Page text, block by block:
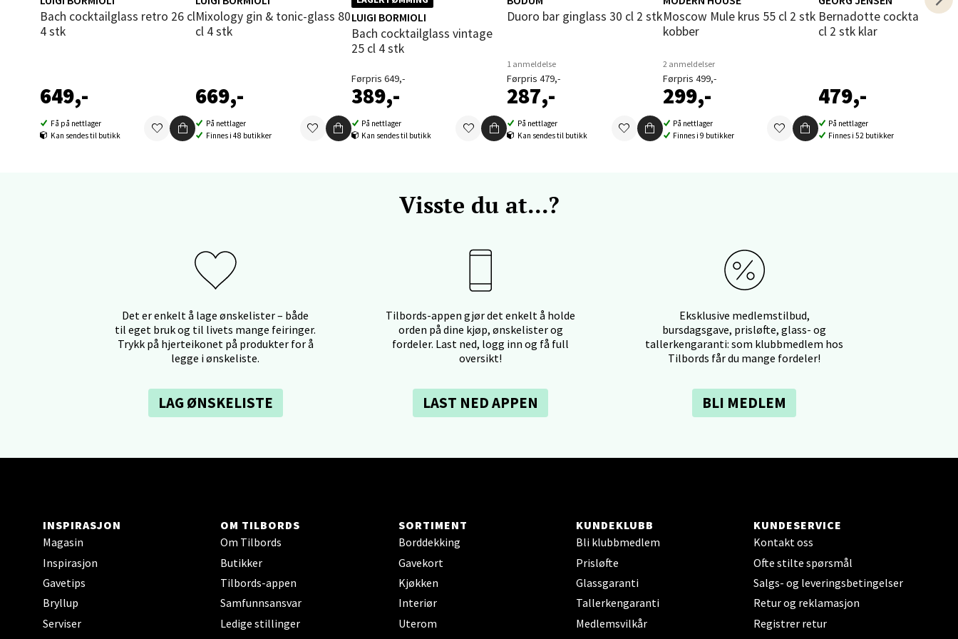
Bach cocktailglass retro 26 cl
4 stk
649,-
Få på nettlager
Kan sendes til butikk
Mixology gin & tonic-glass 80
cl 4 stk
669,-
På nettlager
Finnes i 48 butikker
LUIGI BORMIOLI
Bach cocktailglass vintage
25 cl 4 stk
Førpris 649,-
389,-
På nettlager
Kan sendes til butikk
Duoro bar ginglass 30 cl 2 stk
1 anmeldelse
Førpris 479,-
287,-
På nettlager
Kan sendes til butikk
Moscow Mule krus 55 cl 2 stk
kobber
2 anmeldelser
Førpris 499,-
299,-
På nettlager
Finnes i 9 butikker
Bernadotte cocktailglass 20
cl 2 stk klar
479,-
På nettlager
Finnes i 52 butikker
Visste du at...?
Det er enkelt å lage ønskelister – både
til eget bruk og til livets mange feiringer.
Trykk på hjerteikonet på produkter for å
legge i ønskeliste.
LAG ØNSKELISTE
Tilbords-appen gjør det enkelt å holde
orden på dine kjøp, ønskelister og
fordeler. Last ned, logg inn og få full
oversikt!
LAST NED APPEN
Eksklusive medlemstilbud,
bursdagsgave, prisløfte, glass- og
tallerkengaranti: som klubbmedlem hos
Tilbords får du mange fordeler!
BLI MEDLEM
INSPIRASJON
Magasin
Inspirasjon
Gavetips
Bryllup
Serviser
OM TILBORDS
Om Tilbords
Butikker
Tilbords-appen
Samfunnsansvar
Ledige stillinger
SORTIMENT
Borddekking
Gavekort
Kjøkken
Interiør
Uterom
KUNDEKLUBB
Bli klubbmedlem
Prisløfte
Glassgaranti
Tallerkengaranti
Medlemsvilkår
KUNDESERVICE
Kontakt oss
Ofte stilte spørsmål
Salgs- og leveringsbetingelser
Retur og reklamasjon
Registrer retur
Thon Senter Orkanger, Orkdalsveien 113, 7300 Orkanger
Åpent i dag 09-18
Sandvika - Thon Senter Sandvika
Bergen - Thon Senter Sartor
0 i butikk
Falkenborgveien 5, 7044 Trondheim
Ski Storsenter, Jernbanesvingen 6, 1400 Ski
Sortland - Sortland Storsenter